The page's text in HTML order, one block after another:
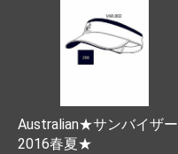
Australian★サンバイザー
2016春夏★